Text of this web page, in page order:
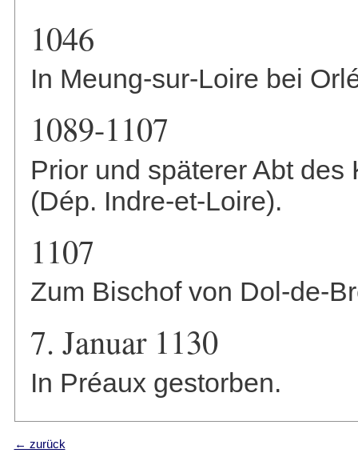
1046
In Meung-sur-Loire bei
1089-1107
Prior und späterer Abt
(Dép. Indre-et-Loire).
1107
Zum Bischof von Dol-de-
7. Januar 1130
In Préaux gestorben.
← zurück